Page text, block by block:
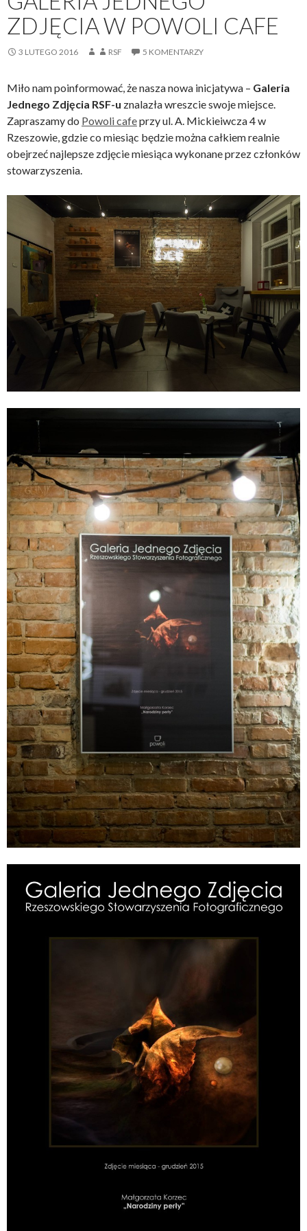
ZDJĘCIA W POWOLI CAFE
3 LUTEGO 2016 RSF 5 KOMENTARZY
Miło nam poinformować, że nasza nowa inicjatywa – Galeria
Jednego Zdjęcia RSF-u znalazła wreszcie swoje miejsce.
Zapraszamy do Powoli cafeprzy ul. A. Mickieiwcza 4 w
Rzeszowie, gdzie co miesiąc będzie można całkiem realnie
obejrzeć najlepsze zdjęcie miesiąca wykonane przez członków
stowarzyszenia.